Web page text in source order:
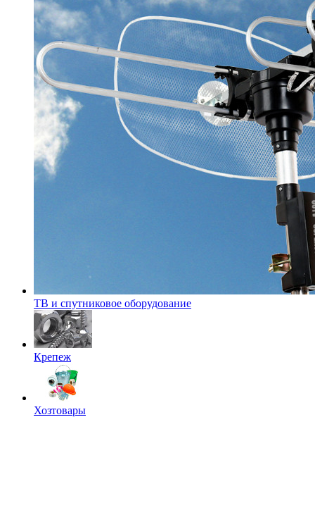
ТВ и спутниковое оборудование
Крепеж
Хозтовары